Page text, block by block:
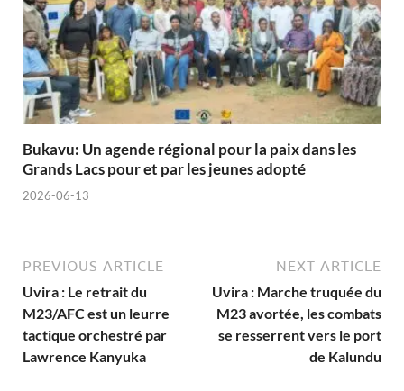
Bukavu: Un agende régional pour la paix dans les
Grands Lacs pour et par les jeunes adopté
2026-06-13
PREVIOUS ARTICLE
Uvira : Le retrait du
M23/AFC est un leurre
tactique orchestré par
Lawrence Kanyuka
NEXT ARTICLE
Uvira : Marche truquée du
M23 avortée, les combats
se resserrent vers le port
de Kalundu